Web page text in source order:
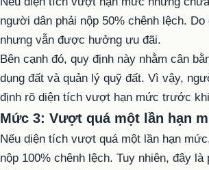
người dân phải nộp 50% chênh lệch.
nhưng vẫn được hưởng ưu đãi.
Bên cạnh đó, quy định này nhằm cân
dụng đất và quản lý quỹ đất. Vì vậy,
định rõ diện tích vượt hạn mức trước
Mức 3: Vượt quá một lần hạn
Nếu diện tích vượt quá một lần hạn
nộp 100% chênh lệch. Tuy nhiên, đây là